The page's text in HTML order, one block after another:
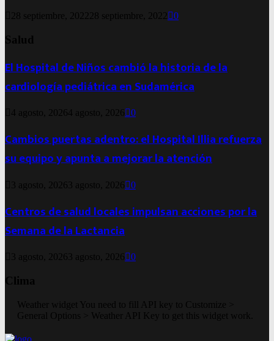
28 septiembre, 2022 28 septiembre, 2022 0
Salud
El Hospital de Niños cambió la historia de la
cardiología pediátrica en Sudamérica
4 agosto, 20264 agosto, 2026 0
Cambios puertas adentro: el Hospital Illia refuerza
su equipo y apunta a mejorar la atención
3 agosto, 2026 3 agosto, 2026 0
Centros de salud locales impulsan acciones por la
Semana de la Lactancia
3 agosto, 2026 3 agosto, 2026 0
Clima
Weather widget You need to fill API key to Customize >
General Options > Weather API Key to get this widget work.